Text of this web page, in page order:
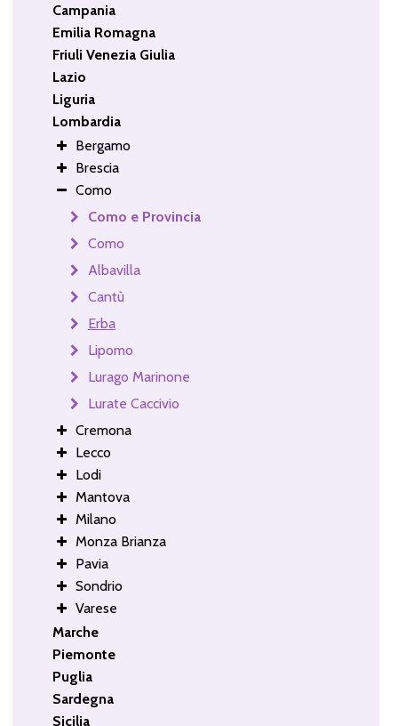
Campania
Emilia Romagna
Friuli Venezia Giulia
Lazio
Liguria
Lombardia
Bergamo
Brescia
Como
Como e Provincia
Como
Albavilla
Cantù
Erba
Lipomo
Lurago Marinone
Lurate Caccivio
Cremona
Lecco
Lodi
Mantova
Milano
Monza Brianza
Pavia
Sondrio
Varese
Marche
Piemonte
Puglia
Sardegna
Sicilia